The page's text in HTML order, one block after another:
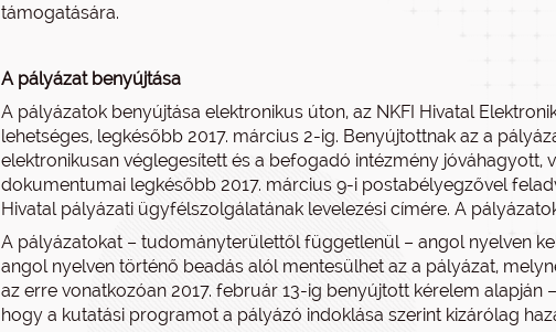
támogatására.
A pályázat benyújtása
A pályázatok benyújtása elektronikus úton, az NKFI Hivatal
lehetséges, legkésőbb 2017. március 2-ig. Benyújtottnak az a
elektronikusan véglegesített és a befogadó intézmény jóváhagyott,
dokumentumai legkésőbb 2017. március 9-i postabélyegzővel
Hivatal pályázati ügyfélszolgálatának levelezési címére. A
A pályázatokat – tudományterülettől függetlenül – angol nyelven
angol nyelven történő beadás alól mentesülhet az a pályázat,
az erre vonatkozóan 2017. február 13-ig benyújtott kérelem alapján
hogy a kutatási programot a pályázó indoklása szerint kizárólag